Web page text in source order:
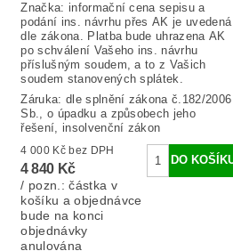
Značka: informační cena sepisu a
podání ins. návrhu přes AK je uvedená
dle zákona. Platba bude uhrazena AK
po schválení Vašeho ins. návrhu
příslušným soudem, a to z Vašich
soudem stanovených splátek.
Záruka: dle splnění zákona č.182/2006
Sb., o úpadku a způsobech jeho
řešení, insolvenční zákon
4 000 Kč bez DPH
4 840 Kč
/ pozn.: částka v
košíku a objednávce
bude na konci
objednávky
anulována